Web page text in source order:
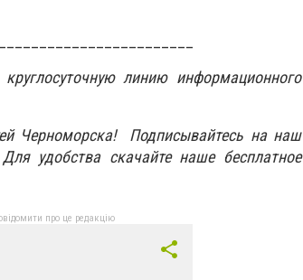
линию информационного
Черноморска! Подписывайтесь на наш
удобства скачайте наше бесплатное
про це редакцію